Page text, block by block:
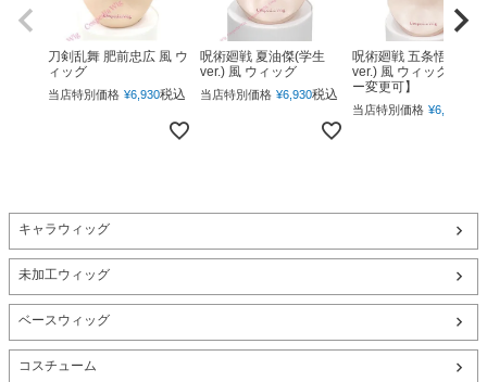
刀剣乱舞 肥前忠広 風 ウ
ィッグ
当店特別価格 ¥6,930税込
呪術廻戦 夏油傑(学生
ver.) 風 ウィッグ
当店特別価格 ¥6,930税込
呪術廻戦 五条悟(下ろ
ver.) 風 ウィッグ 【カ
ー変更可】
当店特別価格 ¥6,930
キャラウィッグ
未加工ウィッグ
ベースウィッグ
コスチューム